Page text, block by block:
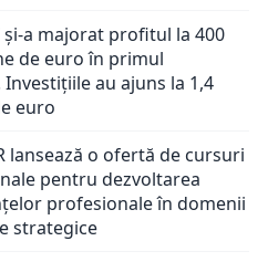
și-a majorat profitul la 400
de euro în primul
au ajuns la 1,4
euro
lansează o ofertă de cursuri
pentru dezvoltarea
profesionale în domenii
strategice